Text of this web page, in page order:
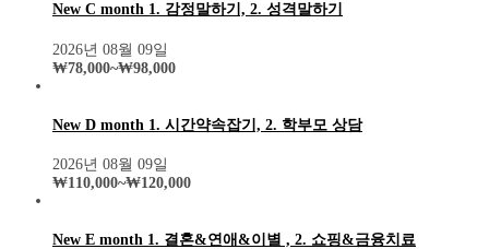
New C month 1. 감정말하기, 2. 성격말하기
2026년 08월 09일
₩78,000~₩98,000
New D month 1. 시간약속잡기, 2. 학부모 상담
2026년 08월 09일
₩110,000~₩120,000
New E month 1. 결혼&연애&이별 , 2. 쇼핑&금융치료